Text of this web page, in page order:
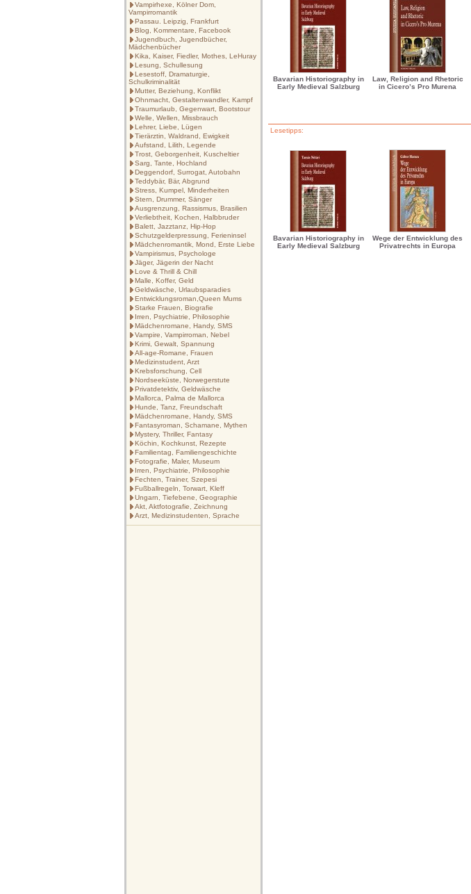
Vampirhexe, Kölner Dom,
Vampirromantik
Passau. Leipzig, Frankfurt
Blog, Kommentare, Facebook
Jugendbuch, Jugendbücher,
Mädchenbücher
Kika, Kaiser, Fiedler, Mothes, LeHuray
Lesung, Schullesung
Lesestoff, Dramaturgie,
Schulkriminalität
Mutter, Beziehung, Konflikt
Ohnmacht, Gestaltenwandler, Kampf
Traumurlaub, Gegenwart, Bootstour
Welle, Wellen, Missbrauch
Lehrer, Liebe, Lügen
Tierärztin, Waldrand, Ewigkeit
Aufstand, Lilith, Legende
Trost, Geborgenheit, Kuscheltier
Sarg, Tante, Hochland
Deggendorf, Surrogat, Autobahn
Teddybär, Bär, Abgrund
Stress, Kumpel, Minderheiten
Stern, Drummer, Sänger
Ausgrenzung, Rassismus, Brasilien
Verliebtheit, Kochen, Halbbruder
Balett, Jazztanz, Hip-Hop
Schutzgelderpressung, Ferieninsel
Mädchenromantik, Mond, Erste Liebe
Vampirismus, Psychologe
Jäger, Jägerin der Nacht
Love & Thrill & Chill
Malle, Koffer, Geld
Geldwäsche, Urlaubsparadies
Entwicklungsroman,Queen Mums
Starke Frauen, Biografie
Irren, Psychiatrie, Philosophie
Mädchenromane, Handy, SMS
Vampire, Vampirroman, Nebel
Krimi, Gewalt, Spannung
All-age-Romane, Frauen
Medizinstudent, Arzt
Krebsforschung, Cell
Nordseeküste, Norwegerstute
Privatdetektiv, Geldwäsche
Mallorca, Palma de Mallorca
Hunde, Tanz, Freundschaft
Mädchenromane, Handy, SMS
Fantasyroman, Schamane, Mythen
Mystery, Thriller, Fantasy
Köchin, Kochkunst, Rezepte
Familientag, Familiengeschichte
Fotografie, Maler, Museum
Irren, Psychiatrie, Philosophie
Fechten, Trainer, Szepesi
Fußballregeln, Torwart, Kleff
Ungarn, Tiefebene, Geographie
Akt, Aktfotografie, Zeichnung
Arzt, Medizinstudenten, Sprache
Bavarian Historiography in
Early Medieval Salzburg
Law, Religion and Rhetoric
in Cicero’s Pro Murena
Lesetipps:
Bavarian Historiography in
Early Medieval Salzburg
Wege der Entwicklung des
Privatrechts in Europa